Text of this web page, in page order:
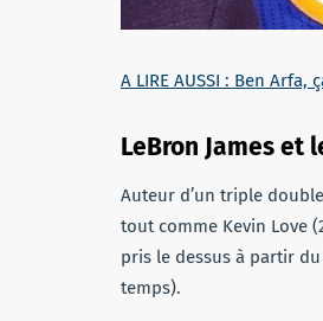
A LIRE AUSSI : Ben
LeBron James et
Auteur d’un triple
tout comme Kevin Love
pris le dessus à partir
temps).